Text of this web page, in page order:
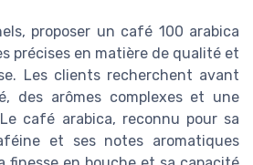
proposer un café 100 arabica
précises en matière de qualité et
Les clients recherchent avant
des arômes complexes et une
café arabica, reconnu pour sa
et ses notes aromatiques